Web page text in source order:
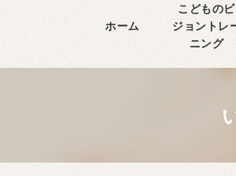
ホーム
こどものビ
ジョントレ
ニング